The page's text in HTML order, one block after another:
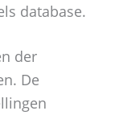
database.
der
De